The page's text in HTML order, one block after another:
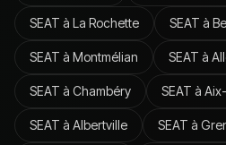
SEAT à La Rochette SEAT à
SEAT à Montmélian SEAT à
SEAT à Chambéry SEAT à
SEAT à Albertville SEAT à